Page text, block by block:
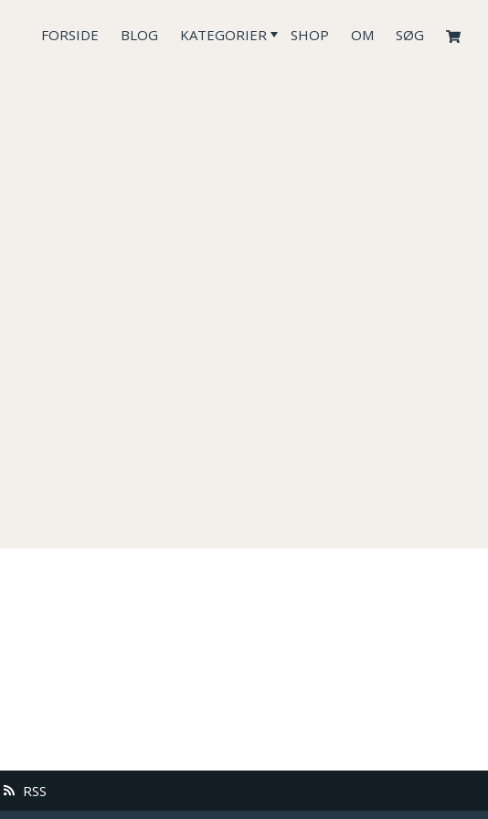
FORSIDE BLOG KATEGORIER SHOP OM SØG
RSS